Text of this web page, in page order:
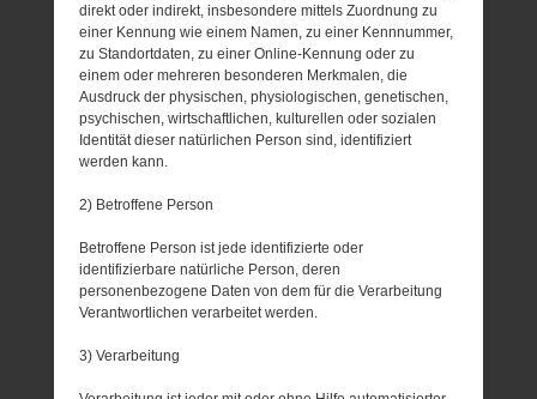
direkt oder indirekt, insbesondere mittels Zuordnung zu
einer Kennung wie einem Namen, zu einer Kennnummer,
zu Standortdaten, zu einer Online-Kennung oder zu
einem oder mehreren besonderen Merkmalen, die
Ausdruck der physischen, physiologischen, genetischen,
psychischen, wirtschaftlichen, kulturellen oder sozialen
Identität dieser natürlichen Person sind, identifiziert
werden kann.
2) Betroffene Person
Betroffene Person ist jede identifizierte oder
identifizierbare natürliche Person, deren
personenbezogene Daten von dem für die Verarbeitung
Verantwortlichen verarbeitet werden.
3) Verarbeitung